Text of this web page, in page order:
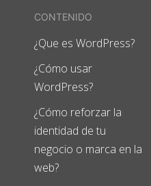
CONTENIDO
¿Que es WordPress?
¿Cómo usar
WordPress?
¿Cómo reforzar la
identidad de tu
negocio o marca en la
web?